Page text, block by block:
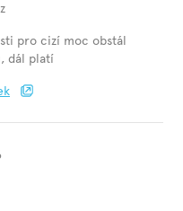
pro cizí moc obstál
dál platí